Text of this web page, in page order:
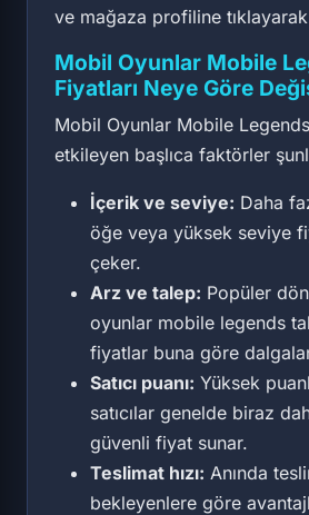
ve mağaza profiline
Mobil Oyunlar Mobile
Fiyatları Neye Göre
Mobil Oyunlar Mobile Legends
etkileyen başlıca faktörler
İçerik ve seviye: Daha
öğe veya yüksek seviye
çeker.
Arz ve talep: Popüler
oyunlar mobile legends
fiyatlar buna göre
Satıcı puanı: Yüksek
satıcılar genelde biraz
güvenli fiyat sunar.
Teslimat hızı: Anında
bekleyenlere göre